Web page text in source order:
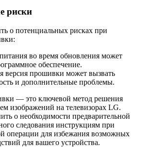
риски
о потенциальных рисках при
во время обновления может
обеспечение.
версия прошивки может вызвать
и дополнительные проблемы.
— это ключевой метод решения
изображений на телевизорах LG.
о необходимости предварительной
следования инструкциям при
операции для избежания возможных
для вашего устройства.